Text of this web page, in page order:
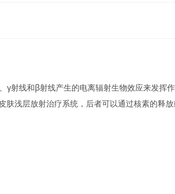
射线和β射线产生的电离辐射生物效应来发挥作
肤浅层放射治疗系统，后者可以通过核素的释